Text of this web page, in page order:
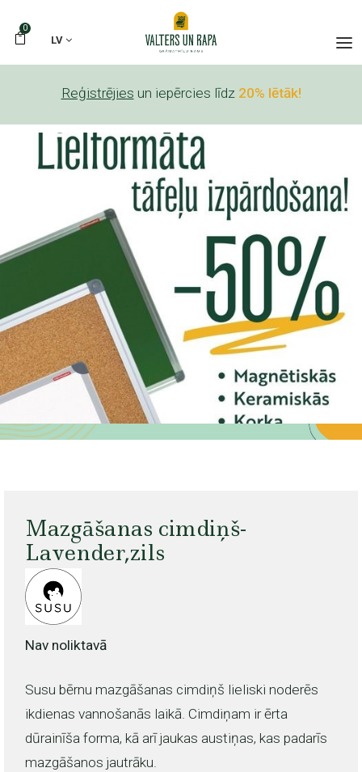
0
LV
Reģistrējies un iepērcies līdz 20% lētāk!
Mazgāšanas cimdiņš-
Lavender,zils
Nav noliktavā
Susu bērnu mazgāšanas cimdiņš lieliski noderēs
ikdienas vannošanās laikā. Cimdiņam ir ērta
dūrainīša forma, kā arī jaukas austiņas, kas padarīs
mazgāšanos jautrāku.